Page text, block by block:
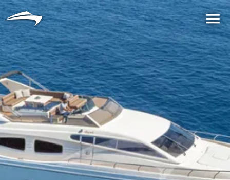
言語
通貨